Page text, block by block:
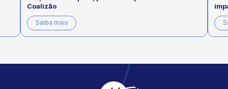
Coalizão
Saiba mais